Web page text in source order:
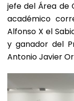
jefe del Área de
académico
Alfonso X el
y ganador del
Antonio Javier